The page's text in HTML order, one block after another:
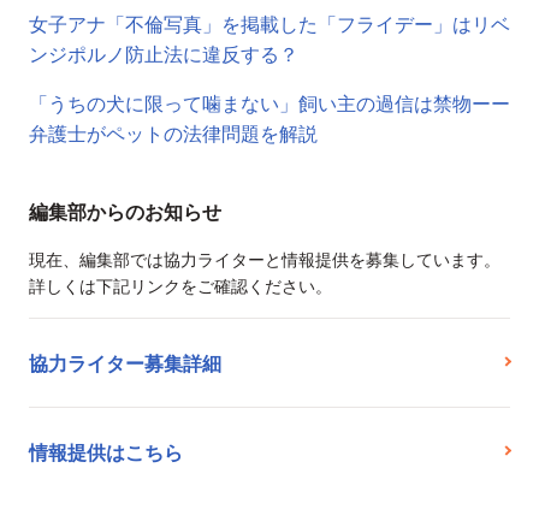
女子アナ「不倫写真」を掲載した「フライデー」はリベ
ンジポルノ防止法に違反する？
「うちの犬に限って噛まない」飼い主の過信は禁物ーー
弁護士がペットの法律問題を解説
編集部からのお知らせ
現在、編集部では協力ライターと情報提供を募集しています。
詳しくは下記リンクをご確認ください。
協力ライター募集詳細
情報提供はこちら